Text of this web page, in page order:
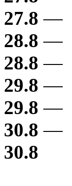
27.8 —
28.8 —
28.8 —
29.8 —
29.8 —
30.8 —
30.8